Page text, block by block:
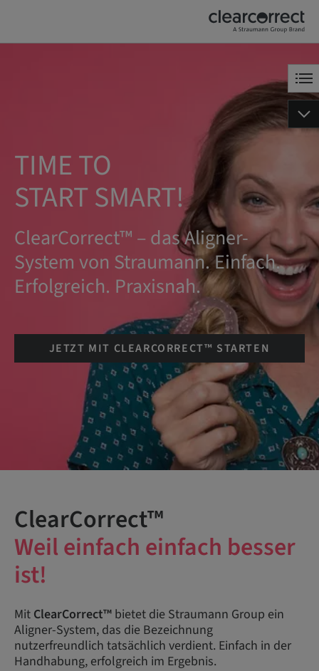
TIME TO
START SMART!
ClearCorrect™ – das Aligner-
System von Straumann. Einfach.
Erfolgreich. Praxisnah.
JETZT MIT CLEARCORRECT™ STARTEN
ClearCorrect™
Weil einfach einfach besser
ist!
Mit ClearCorrect™ bietet die Straumann Group ein
Aligner-System, das die Bezeichnung
nutzerfreundlich tatsächlich verdient. Einfach in der
Handhabung, erfolgreich im Ergebnis.